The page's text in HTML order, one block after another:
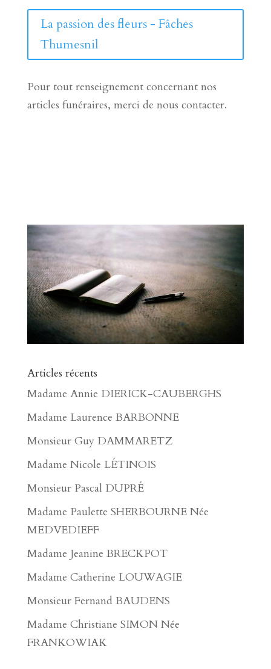
La passion des fleurs - Fâches
Thumesnil
Pour tout renseignement concernant nos
articles funéraires, merci de nous contacter.
Articles récents
Madame Annie DIERICK-CAUBERGHS
Madame Laurence BARBONNE
Monsieur Guy DAMMARETZ
Madame Nicole LÉTINOIS
Monsieur Pascal DUPRÉ
Madame Paulette SHERBOURNE Née
MEDVEDIEFF
Madame Jeanine BRECKPOT
Madame Catherine LOUWAGIE
Monsieur Fernand BAUDENS
Madame Christiane SIMON Née
FRANKOWIAK